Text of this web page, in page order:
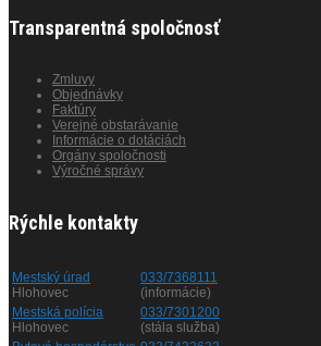
Transparentná spoločnosť
Zmluvy
Objednávky
Faktúry
Verejné obstarávanie
Informácie o dotáciách
Orgány spoločnosti
Výročné správy
Rýchle kontakty
Mestský úrad
Hlohovec
033/7368111
(informácie)
Mestská polícia
Hlohovec
033/7301200
(stála služba)